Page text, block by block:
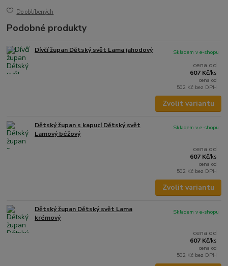
Do oblíbených
Podobné produkty
Dívčí župan Dětský svět Lama jahodový
cena od
607 Kč/ks
cena od
502 Kč bez DPH
Skladem v e-shopu
Zvolit variantu
Dětský župan s kapucí Dětský svět
Lamový béžový
cena od
607 Kč/ks
cena od
502 Kč bez DPH
Skladem v e-shopu
Zvolit variantu
Dětský župan Dětský svět Lama
krémový
cena od
607 Kč/ks
cena od
502 Kč bez DPH
Skladem v e-shopu